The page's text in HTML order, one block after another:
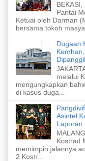
Pantai
Ketuai oleh Darman
bersama tokoh
Dugaan
melalui
mengungkapkan
di kasus duga...
Asintel
Laporan
Kostrad
memimpin jalannya
2 Kostr...